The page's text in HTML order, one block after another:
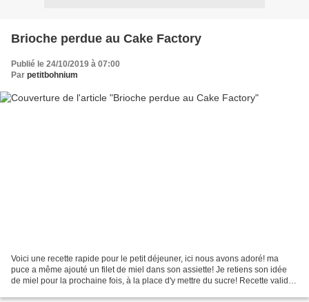
Brioche perdue au Cake Factory
Publié le 24/10/2019 à 07:00
Par petitbohnium
Voici une recette rapide pour le petit déjeuner, ici nous avons adoré! ma
puce a même ajouté un filet de miel dans son assiette! Je retiens son idée
de miel pour la prochaine fois, à la place d'y mettre du sucre! Recette validée